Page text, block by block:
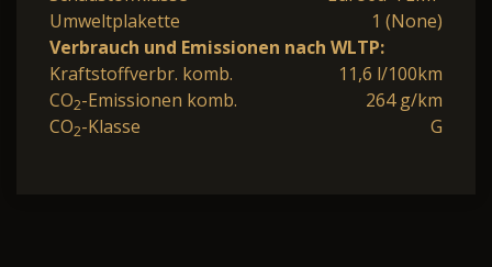
Umweltplakette
1 (None)
Verbrauch und Emissionen nach WLTP:
Kraftstoffverbr. komb.
11,6 l/100km
CO2-Emissionen komb.
264 g/km
CO2-Klasse G